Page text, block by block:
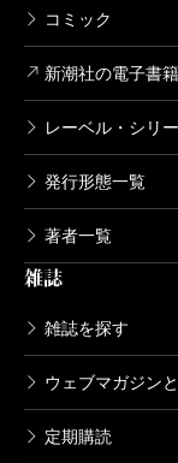
コミック
新潮社の電子書籍
レーベル・シリ
発行形態一覧
著者一覧
雑誌
雑誌を探す
ウェブマガジン
定期購読